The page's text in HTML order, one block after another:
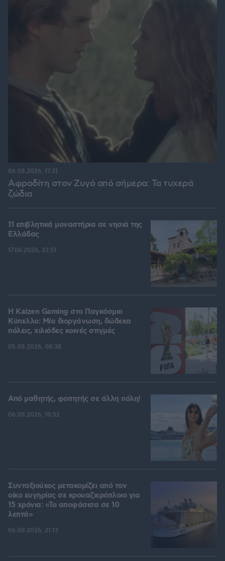
Αφροδίτη στον Ζυγό από σήμερα: Τα τυχερά
ζώδια
06.08.2026, 17:31
11 επιβλητικά μοναστήρια σε νησιά της
Ελλάδας
17.06.2026, 22:51
H Kaizen Gaming στο Παγκόσμιο
Kύπελλο: Μία διοργάνωση, δώδεκα
πόλεις, χιλιάδες κοινές στιγμές
05.08.2026, 08:38
Από μαθητής, φοιτητής σε άλλη πόλη!
06.08.2026, 10:52
Συνταξιούχος μετακομίζει από τον
οίκο ευγηρίας σε κρουαζιερόπλοιο για
15 χρόνια: «Το αποφάσισα σε 10
λεπτά»
06.08.2026, 21:13